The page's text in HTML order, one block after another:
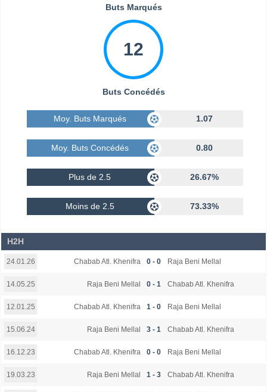
Buts Marqués
12
Buts Concédés
Moy. Buts Marqués 1.07
Moy. Buts Concédés 0.80
Plus de 2.5 26.67%
Moins de 2.5 73.33%
H2H
24.01.26 Chabab Atl. Khenifra 0 - 0 Raja Beni Mellal
14.05.25 Raja Beni Mellal 0 - 1 Chabab Atl. Khenifra
12.01.25 Chabab Atl. Khenifra 1 - 0 Raja Beni Mellal
15.06.24 Raja Beni Mellal 3 - 1 Chabab Atl. Khenifra
16.12.23 Chabab Atl. Khenifra 0 - 0 Raja Beni Mellal
19.03.23 Raja Beni Mellal 1 - 3 Chabab Atl. Khenifra